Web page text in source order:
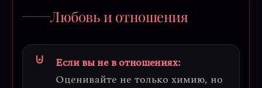
Любовь и отношения
Если вы не в отношениях:
Оценивайте не только химию, но